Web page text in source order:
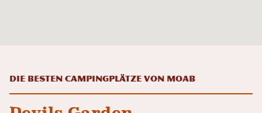
Die besten Campingplätze von Moab